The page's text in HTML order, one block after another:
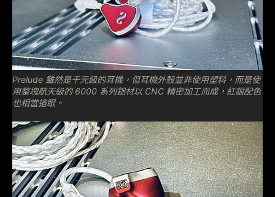
Prelude 雖然是千元級的耳機，但耳機外殼並非使用塑料，而是使
用整塊航天級的 6000 系列鋁材以 CNC 精密加工而成，紅銀配色
也相當搶眼。